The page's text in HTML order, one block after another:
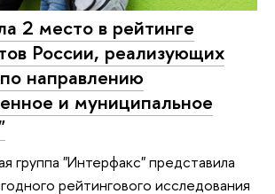
2 место в рейтинге
России, реализующих
направлению
и муниципальное
группа "Интерфакс" представила
рейтингового исследования